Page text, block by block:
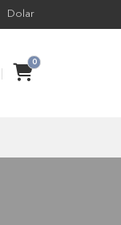
Dolar
0